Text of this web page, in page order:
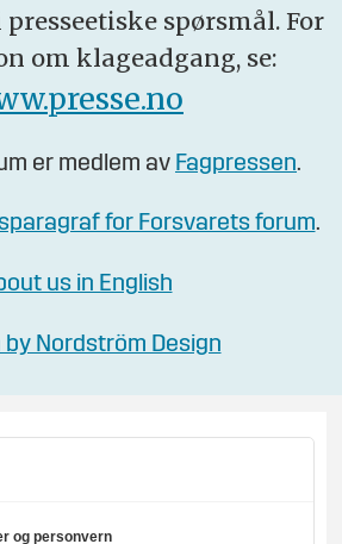
spørsmål. For
om klageadgang, se:
er medlem av Fagpressen.
for Forsvarets forum.
us in English
by Nordström Design
og personvern